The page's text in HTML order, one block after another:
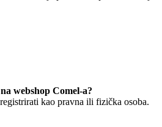
webshop Comel-a?
kao pravna ili fizička osoba.